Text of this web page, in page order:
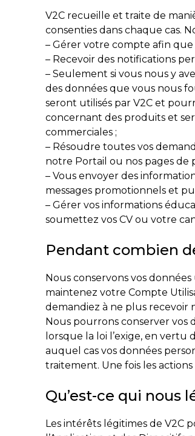
V2C recueille et traite de
consenties dans chaque cas.
– Gérer votre compte afin que
– Recevoir des notifications
– Seulement si vous nous y
des données que vous nous
seront utilisés par V2C et
concernant des produits et
commerciales ;
– Résoudre toutes vos
notre Portail ou nos pages de
– Vous envoyer des
messages promotionnels et
– Gérer vos informations
soumettez vos CV ou votre
Pendant combien
Nous conservons vos
maintenez votre Compte
demandiez à ne plus recevoir
Nous pourrons conserver vos
lorsque la loi l’exige, en
auquel cas vos données
traitement. Une fois les
Qu’est-ce qui nous
Les intérêts légitimes de V2C